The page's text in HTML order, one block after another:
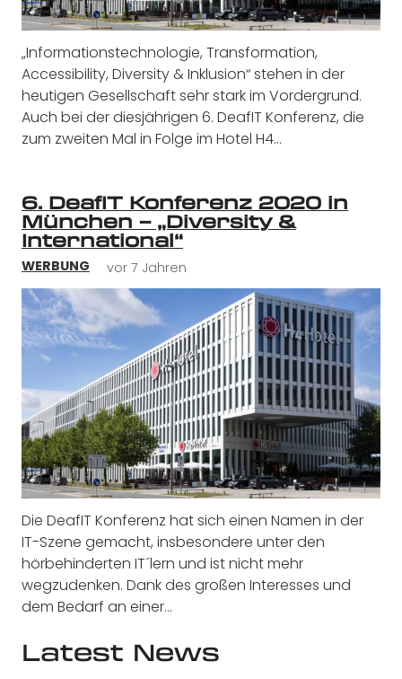
„Informationstechnologie, Transformation,
Accessibility, Diversity & Inklusion“ stehen in der
heutigen Gesellschaft sehr stark im Vordergrund.
Auch bei der diesjährigen 6. DeafIT Konferenz, die
zum zweiten Mal in Folge im Hotel H4…
6. DeafIT Konferenz 2020 in
München – „Diversity &
International“
WERBUNG vor 7 Jahren
Die DeafIT Konferenz hat sich einen Namen in der
IT-Szene gemacht, insbesondere unter den
hörbehinderten IT´lern und ist nicht mehr
wegzudenken. Dank des großen Interesses und
dem Bedarf an einer…
Latest News